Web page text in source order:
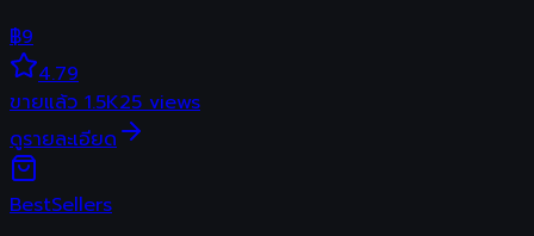
฿9
4.79
ขายแล้ว 1.5K25 views
ดูรายละเอียด
BestSellers